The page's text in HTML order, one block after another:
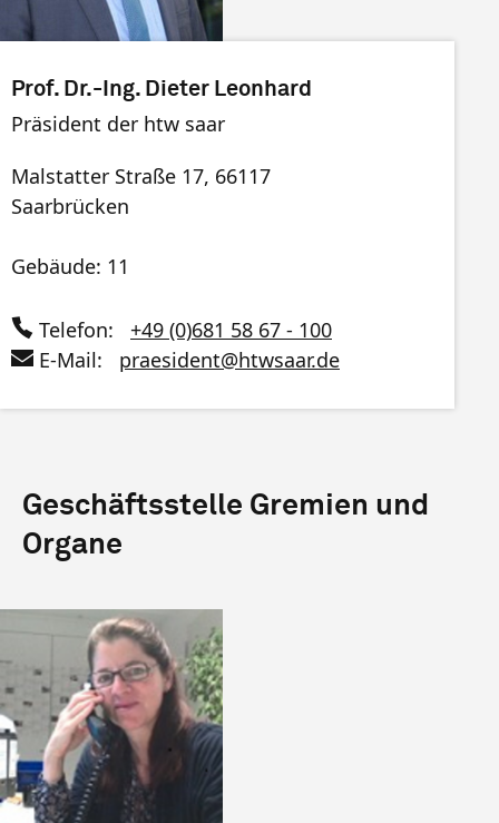
Prof. Dr.-Ing. Dieter Leonhard
Präsident der htw saar
Malstatter Straße 17, 66117
Saarbrücken
Gebäude: 11
Telefon:
+49 (0)681 58 67 - 100
E-Mail:
praesident@htwsaar.de
Geschäftsstelle Gremien und
Organe